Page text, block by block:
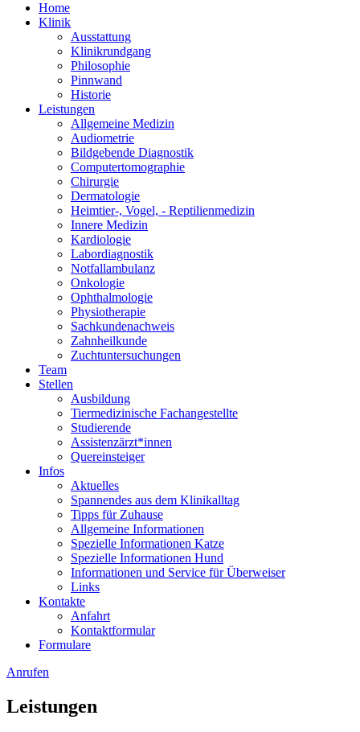
Home
Klinik
Ausstattung
Klinikrundgang
Philosophie
Pinnwand
Historie
Leistungen
Allgemeine Medizin
Audiometrie
Bildgebende Diagnostik
Computertomographie
Chirurgie
Dermatologie
Heimtier-, Vogel, - Reptilienmedizin
Innere Medizin
Kardiologie
Labordiagnostik
Notfallambulanz
Onkologie
Ophthalmologie
Physiotherapie
Sachkundenachweis
Zahnheilkunde
Zuchtuntersuchungen
Team
Stellen
Ausbildung
Tiermedizinische Fachangestellte
Studierende
Assistenzärzt*innen
Quereinsteiger
Infos
Aktuelles
Spannendes aus dem Klinikalltag
Tipps für Zuhause
Allgemeine Informationen
Spezielle Informationen Katze
Spezielle Informationen Hund
Informationen und Service für Überweiser
Links
Kontakte
Anfahrt
Kontaktformular
Formulare
Anrufen
Leistungen